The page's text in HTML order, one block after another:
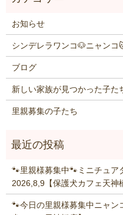
お知らせ
シンデレラワンコ🐶ニャンコ
ブログ
新しい家族が見つかった子た
里親募集の子たち
🐾里親様募集中🐾ミニチュア
2026,8,9【保護犬カフェ天神
🐾今日の里親様募集中ニャ